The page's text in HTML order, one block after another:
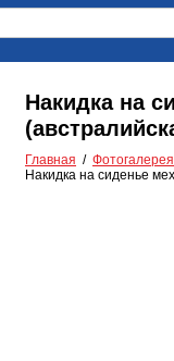
Накидка на
Главная
Фотогалерея
Накидка на сиденье